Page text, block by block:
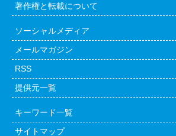
著作権と転載について
ソーシャルメディア
メールマガジン
RSS
提供元一覧
キーワード一覧
サイトマップ